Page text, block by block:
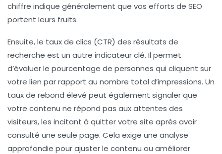
chiffre indique généralement que vos efforts de SEO
portent leurs fruits.
Ensuite, le taux de clics (CTR) des résultats de
recherche est un autre indicateur clé. Il permet
d’évaluer le pourcentage de personnes qui cliquent sur
votre lien par rapport au nombre total d’impressions. Un
taux de rebond élevé peut également signaler que
votre contenu ne répond pas aux attentes des
visiteurs, les incitant à quitter votre site après avoir
consulté une seule page. Cela exige une analyse
approfondie pour ajuster le contenu ou améliorer